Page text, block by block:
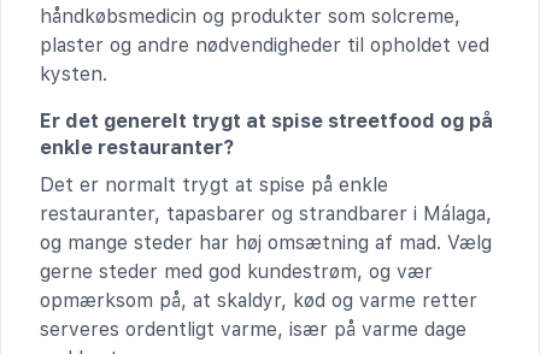
håndkøbsmedicin og produkter som solcreme,
plaster og andre nødvendigheder til opholdet ved
kysten.
Er det generelt trygt at spise streetfood og på
enkle restauranter?
Det er normalt trygt at spise på enkle
restauranter, tapasbarer og strandbarer i Málaga,
og mange steder har høj omsætning af mad. Vælg
gerne steder med god kundestrøm, og vær
opmærksom på, at skaldyr, kød og varme retter
serveres ordentligt varme, især på varme dage